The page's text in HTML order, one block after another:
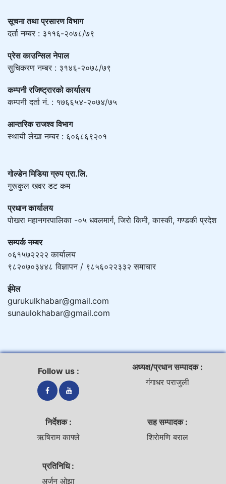
सूचना तथा प्रसारण विभाग
दर्ता नम्बर : ३११६-२०७८/७९
प्रेस काउन्सिल नेपाल
सुचिकरण नम्बर : ३१४६-२०७८/७९
कम्पनी रजिष्ट्रारको कार्यालय
कम्पनी दर्ता नं. : १७६६५४-२०७४/७५
आन्तरिक राजश्व विभाग
स्थायी लेखा नम्बर : ६०६८६९२०१
गोल्डेन मिडिया ग्रुप प्रा.लि.
गुरूकुल खवर डट कम
प्रधान कार्यालय
पोखरा महानगरपालिका -०५ धवलमार्ग, जिरो किमी, कास्की, गण्डकी प्रदेश
सम्पर्क नम्बर
०६१५७२२२२ कार्यालय
९८२०७०३४४८ विज्ञापन / ९८५६०२२३३२ समाचार
ईमेल
gurukulkhabar@gmail.com
sunaulokhabar@gmail.com
Follow us :
अध्यक्ष/प्रधान सम्पादक :
गंगाधर पराजुली
निर्देशक :
ऋषिराम काफ्ले
सह सम्पादक :
शिराेमणि बराल
प्रतिनिधि :
अर्जुन ओझा